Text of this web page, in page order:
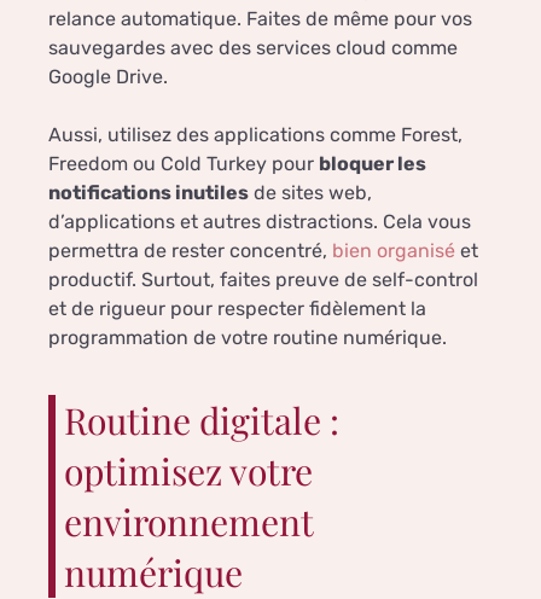
relance automatique. Faites de même pour vos
sauvegardes avec des services cloud comme
Google Drive.
Aussi, utilisez des applications comme Forest,
Freedom ou Cold Turkey pour bloquer les
notifications inutiles de sites web,
d’applications et autres distractions. Cela vous
permettra de rester concentré, bien organisé et
productif. Surtout, faites preuve de self-control
et de rigueur pour respecter fidèlement la
programmation de votre routine numérique.
Routine digitale :
optimisez votre
environnement
numérique